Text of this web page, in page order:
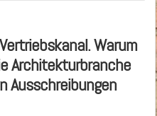
Warum
Architekturbranche
Ausschreibungen